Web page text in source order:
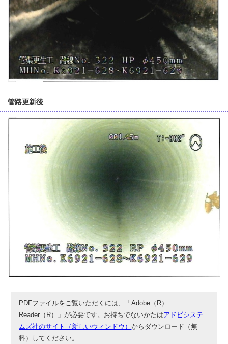
管路更新後
PDFファイルをご覧いただくには、「Adobe（R）
Reader（R）」が必要です。お持ちでないかたはアドビシステ
ムズ社のサイト（新しいウィンドウ）からダウンロード（無
料）してください。